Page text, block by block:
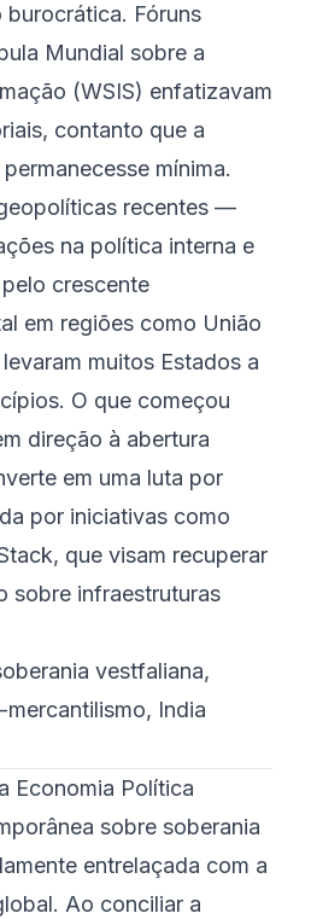
Fóruns
Mundial sobre a
(WSIS) enfatizavam
contanto que a
mínima.
recentes —
na política interna e
crescente
em regiões como União
muitos Estados a
O que começou
direção à abertura
em uma luta por
por iniciativas como
que visam recuperar
sobre infraestruturas
vestfaliana,
India
Economia Política
sobre soberania
entrelaçada com a
Ao conciliar a